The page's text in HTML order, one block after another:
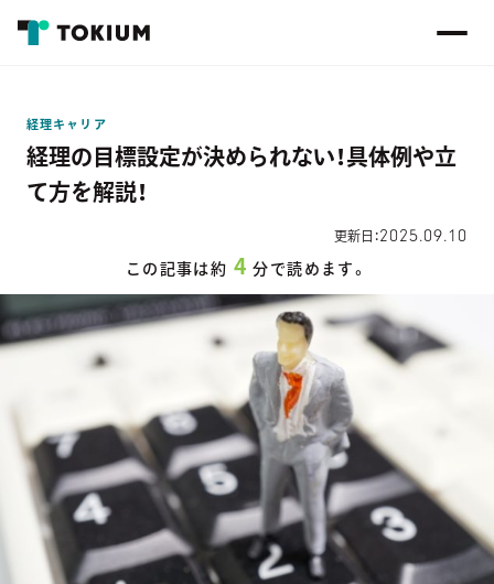
経理キャリア
経理の目標設定が決められない！具体例や立
て方を解説！
更新日：2025.09.10
この記事は約 4分で読めます。